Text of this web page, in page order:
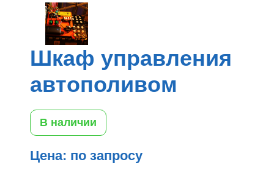
Шкаф управления
автополивом
В наличии
Цена: по запросу